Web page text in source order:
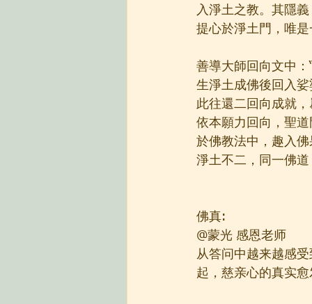
入淨土之教。其隱
提心於淨土門，唯
善導大師回向文中
生淨土成佛後回入
此往還二回向成就
依本願力回向，聖
於佛教法中，趣入
淨土不二，同一佛
佛真:
@蒙光 感恩老师
从答问中越来越感
起，慈亲心的真实